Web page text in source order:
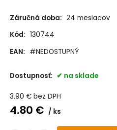
Záručná doba: 24 mesiacov
Kód: 130744
EAN: #NEDOSTUPNÝ
Dostupnosť: na sklade
3.90 € bez DPH
4.80 € ks